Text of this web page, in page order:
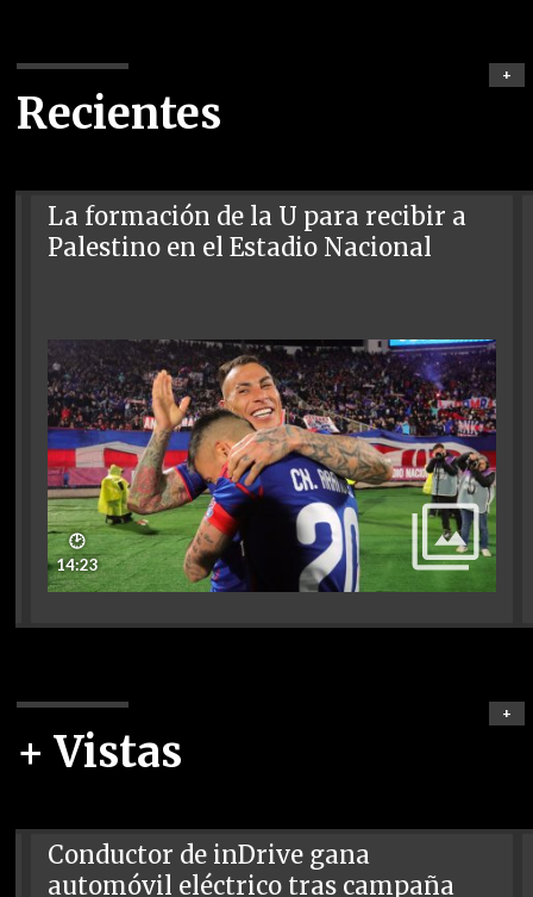
Recientes
+
La formación de la U para recibir a
Palestino en el Estadio Nacional
🕑
14:23
+ Vistas
+
Conductor de inDrive gana
automóvil eléctrico tras campaña